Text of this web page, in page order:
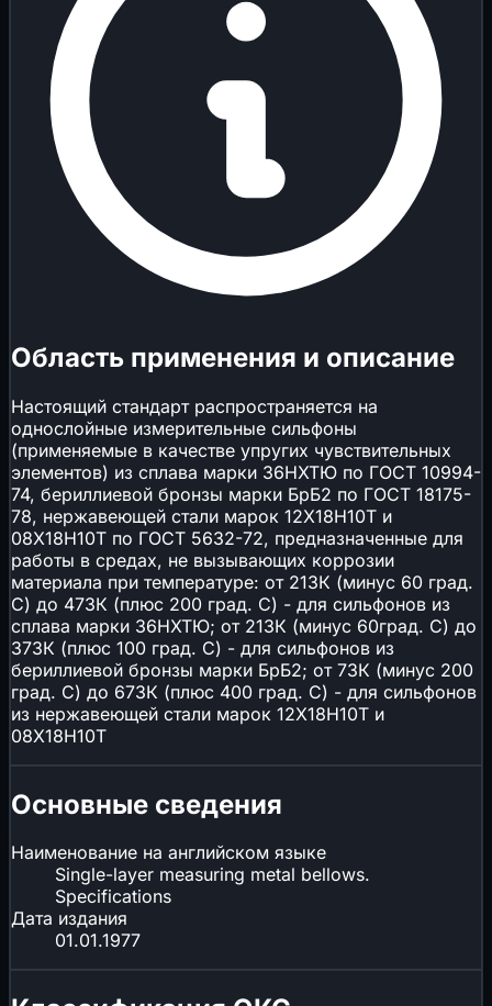
Область применения и описание
Настоящий стандарт распространяется на
однослойные измерительные сильфоны
(применяемые в качестве упругих чувствительных
элементов) из сплава марки 36НХТЮ по ГОСТ 10994-
74, бериллиевой бронзы марки БрБ2 по ГОСТ 18175-
78, нержавеющей стали марок 12Х18Н10Т и
08Х18Н10Т по ГОСТ 5632-72, предназначенные для
работы в средах, не вызывающих коррозии
материала при температуре: от 213К (минус 60 град.
С) до 473К (плюс 200 град. С) - для сильфонов из
сплава марки 36НХТЮ; от 213К (минус 60град. С) до
373К (плюс 100 град. С) - для сильфонов из
бериллиевой бронзы марки БрБ2; от 73К (минус 200
град. С) до 673К (плюс 400 град. С) - для сильфонов
из нержавеющей стали марок 12Х18Н10Т и
08Х18Н10Т
Основные сведения
Наименование на английском языке
Single-layer measuring metal bellows.
Specifications
Дата издания
01.01.1977